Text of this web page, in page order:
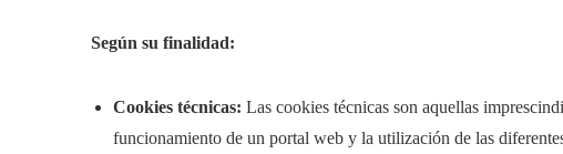
Según su finalidad:
Cookies técnicas: Las cookies técnicas son aquellas
funcionamiento de un portal web y la utilización de las